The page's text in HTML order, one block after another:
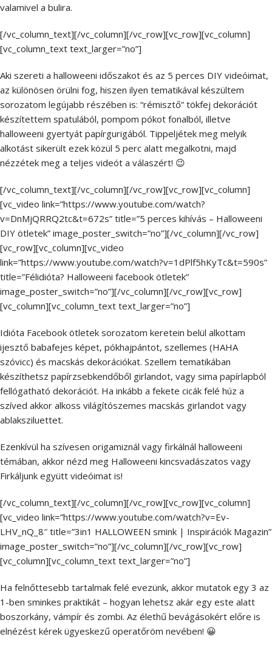
valamivel a bulira.
[/vc_column_text][/vc_column][/vc_row][vc_row][vc_column]
[vc_column_text text_larger=”no”]
Aki szereti a halloweeni időszakot és az 5 perces DIY videóimat,
az különösen örülni fog, hiszen ilyen tematikával készültem
sorozatom legújabb részében is: “rémisztő” tökfej dekorációt
készítettem spatulából, pompom pókot fonalból, illetve
halloweeni gyertyát papírgurigából. Tippeljétek meg melyik
alkotást sikerült ezek közül 5 perc alatt megalkotni, majd
nézzétek meg a teljes videót a válaszért! 😉
[/vc_column_text][/vc_column][/vc_row][vc_row][vc_column]
[vc_video link=”https://www.youtube.com/watch?
v=DnMjQRRQ2tc&t=672s” title=”5 perces kihívás – Halloweeni
DIY ötletek” image_poster_switch=”no”][/vc_column][/vc_row]
[vc_row][vc_column][vc_video
link=”https://www.youtube.com/watch?v=1dPlf5hKyTc&t=590s”
title=”Félidióta? Halloweeni facebook ötletek”
image_poster_switch=”no”][/vc_column][/vc_row][vc_row]
[vc_column][vc_column_text text_larger=”no”]
Idióta Facebook ötletek sorozatom keretein belül alkottam
ijesztő babafejes képet, pókhajpántot, szellemes (HAHA
szóvicc) és macskás dekorációkat. Szellem tematikában
készíthetsz papírzsebkendőből girlandot, vagy sima papírlapból
fellógatható dekorációt. Ha inkább a fekete cicák felé húz a
szíved akkor alkoss világítószemes macskás girlandot vagy
ablaksziluettet.
Ezenkívül ha szívesen origamiznál vagy firkálnál halloweeni
témában, akkor nézd meg Halloweeni kincsvadászatos vagy
Firkáljunk együtt videóimat is!
[/vc_column_text][/vc_column][/vc_row][vc_row][vc_column]
[vc_video link=”https://www.youtube.com/watch?v=Ev-
LHV_nQ_8″ title=”3in1 HALLOWEEN smink | Inspirációk Magazin”
image_poster_switch=”no”][/vc_column][/vc_row][vc_row]
[vc_column][vc_column_text text_larger=”no”]
Ha felnőttesebb tartalmak felé evezünk, akkor mutatok egy 3 az
1-ben sminkes praktikát – hogyan lehetsz akár egy este alatt
boszorkány, vámpír és zombi. Az élethű bevágásokért előre is
elnézést kérek ügyeskezű operatőröm nevében! 😀